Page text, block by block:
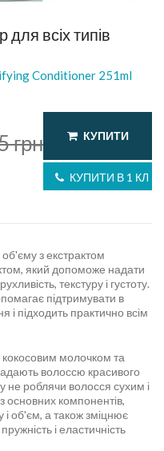
всіх типів
Conditioner 251ml
грн КУПИТИ
КУПИТИ В 1 КЛІК
з екстрактом
який допоможе надати
текстуру і густоту.
підтримувати в
і підходить практично всім
молочком та
волоссю красивого
не роблячи волосся сухим і
основних компонентів,
і об'єм, а також зміцнює
і еластичність